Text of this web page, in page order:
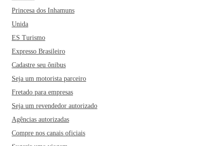
Princesa dos Inhamuns
Unida
ES Turismo
Expresso Brasileiro
Cadastre seu ônibus
Seja um motorista parceiro
Fretado para empresas
Seja um revendedor autorizado
Agências autorizadas
Compre nos canais oficiais